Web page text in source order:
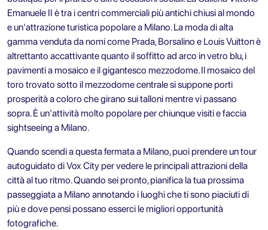
Emanuele II è tra i centri commerciali più antichi chiusi al mondo
e un'attrazione turistica popolare a Milano. La moda di alta
gamma venduta da nomi come Prada, Borsalino e Louis Vuitton è
altrettanto accattivante quanto il soffitto ad arco in vetro blu, i
pavimenti a mosaico e il gigantesco mezzodome. Il mosaico del
toro trovato sotto il mezzodome centrale si suppone porti
prosperità a coloro che girano sui talloni mentre vi passano
sopra. È un'attività molto popolare per chiunque visiti e faccia
sightseeing a Milano.
Quando scendi a questa fermata a Milano, puoi prendere untour
autoguidato di Vox Cityper vedere le principali attrazioni della
città al tuo ritmo. Quando sei pronto, pianifica la tua prossima
passeggiata a Milano annotando i luoghi che ti sono piaciuti di
più e dove pensi possano esserci le migliori opportunità
fotografiche.